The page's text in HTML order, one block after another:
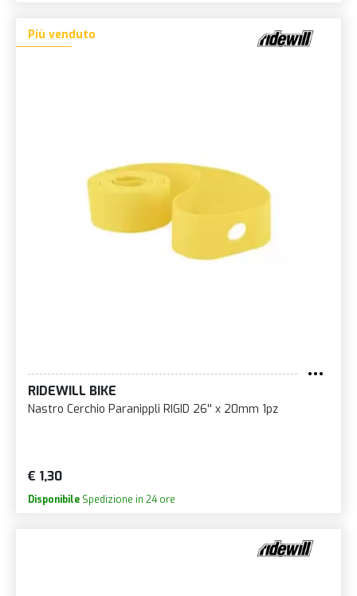
Più venduto
RIDEWILL BIKE
Nastro Cerchio Paranippli RIGID 26'' x 20mm 1pz
€ 1,30
Disponibile Spedizione in 24 ore